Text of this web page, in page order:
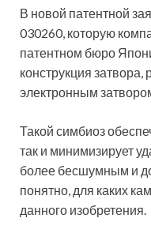
В новой патентной
030260, которую
патентном бюро
конструкция
электронным
Такой симбиоз
так и минимизирует
более бесшумным и
понятно, для каких
данного изобретения.